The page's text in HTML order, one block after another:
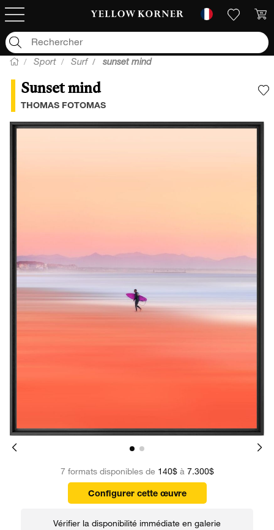
Sport Surf sunset mind
Sunset mind
THOMAS FOTOMAS
7 formats disponibles de 140$à 7.300$
Configurer cette œuvre
Vérifier la disponibilité immédiate en galerie